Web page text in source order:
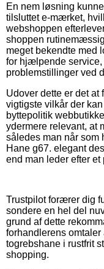
En nem løsning
tilsluttet e-mærket,
webshoppen
shoppen
meget bekendte med
for hjælpende service,
problemstillinger ved
Udover dette er det
vigtigste vilkår der
byttepolitik
ydermere relevant, at
således man når som
Hane g67. elegant
end man leder efter
Trustpilot forærer dig
sondere en hel del
grund af dette
forhandlerens
togrebshane i rustfrit
shopping.